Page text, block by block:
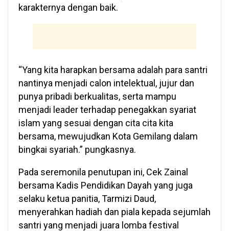
karakternya dengan baik.
“Yang kita harapkan bersama adalah para santri
nantinya menjadi calon intelektual, jujur dan
punya pribadi berkualitas, serta mampu
menjadi leader terhadap penegakkan syariat
islam yang sesuai dengan cita cita kita
bersama, mewujudkan Kota Gemilang dalam
bingkai syariah.” pungkasnya.
Pada seremonila penutupan ini, Cek Zainal
bersama Kadis Pendidikan Dayah yang juga
selaku ketua panitia, Tarmizi Daud,
menyerahkan hadiah dan piala kepada sejumlah
santri yang menjadi juara lomba festival